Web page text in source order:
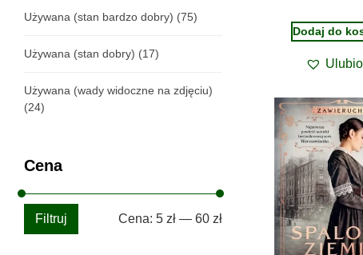
Używana (stan bardzo dobry) (75)
Używana (stan dobry) (17)
Używana (wady widoczne na zdjęciu)
(24)
Cena
Filtruj Cena: 5 zł— 60 zł
Dodaj do